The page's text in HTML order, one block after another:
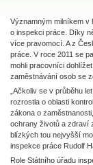
Významným milníkem v
o inspekci práce. Díky
více pravomocí. A z
práce. V roce 2011 se
mohli pracovníci
zaměstnávání osob se
„Ačkoliv se v průběhu
rozrostla o oblasti
zákona o
ochrany životů a zdraví
blízkých tou nejvyšší
inspekce práce Rudolf
Role Státního úřadu